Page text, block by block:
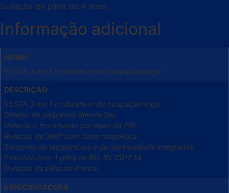
Duração da pilha de 4 anos.
Informação adicional
NOME:
VESTA 3 em 1 multisensor de ocupação/vaga
DESCRIÇÃO
VESTA 3 em 1 multisensor de ocupação/vaga
Detetor de pequenas dimensões
Detecta o movimento por meio de PIR
Rotação de 360° com base magnética
Sensores de temperatura e de luminosidade integrados
Funciona com 1 pilha de lítio 3V CR123A
Duração da pilha de 4 anos.
ESPECIFICAÇÕES